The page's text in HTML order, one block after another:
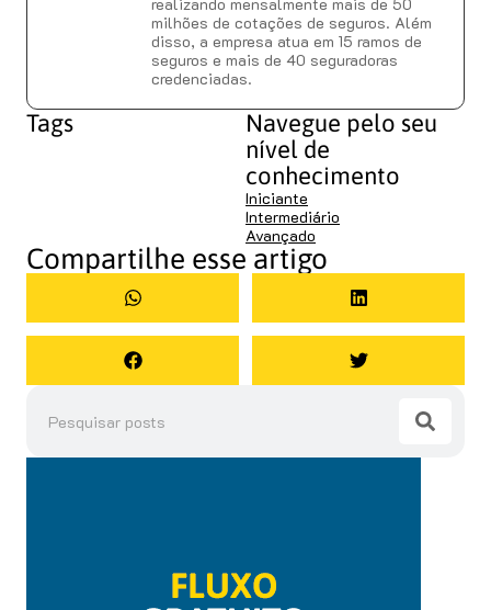
milhões de cotações de seguros. Além
disso, a empresa atua em 15 ramos de
seguros e mais de 40 seguradoras
credenciadas.
Tags
Navegue pelo seu
nível de
conhecimento
Iniciante
Intermediário
Avançado
Compartilhe esse artigo